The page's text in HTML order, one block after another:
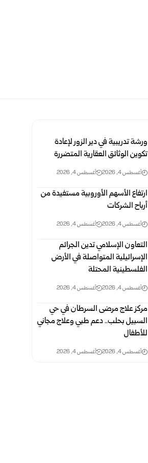
ورشة تدريبية في دير الزور لإعادة
تكوين الوثائق العقارية المتضررة
أغسطس 4, 2026 أغسطس 4, 2026
ارتفاع الأسهم الأوروبية مستفيدة من
أرباح الشركات
أغسطس 4, 2026 أغسطس 4, 2026
التعاون الإسلامي تدين الجرائم
الإسرائيلية المتواصلة في الأرض
الفلسطينية ‏المحتلة ‏
أغسطس 4, 2026 أغسطس 4, 2026
مركز علاج مرضى السرطان في حي
السبيل بحلب.. دعم طبي وعلاج مجاني
للأطفال
أغسطس 4, 2026 أغسطس 4, 2026